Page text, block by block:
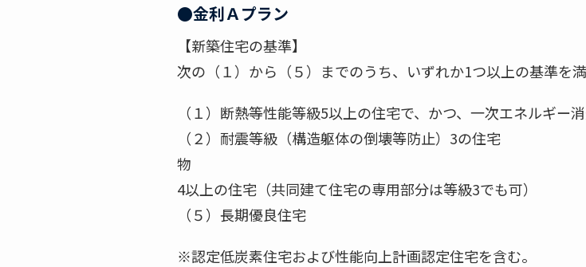
●金利Ａプラン
【新築住宅の基準】
次の（１）から（５）までのうち、いずれか1つ以上の基準を
（１）断熱等性能等級5以上の住宅で、かつ、一次エネルギー
（２）耐震等級（構造躯体の倒壊等防
物 （４）高齢者
4以上の住宅（共同建て住宅の専用部分は等級3でも可）
（５）長期優良住宅
※認定低炭素住宅および性能向上計画認定住宅を含む。